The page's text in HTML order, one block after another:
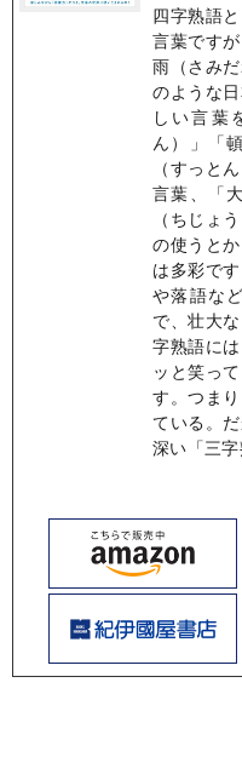
四字熟語
言葉です
雨（さみ
のような
しい言葉
ん）」「
（すっと
言葉、「
（ちじょ
の使うと
は多彩で
や落語な
で、壮大
字熟語に
ッと笑っ
す。つま
ている。
深い「三字